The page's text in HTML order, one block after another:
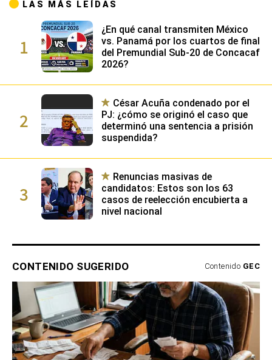
LAS MÁS LEÍDAS
1
¿En qué canal transmiten México
vs. Panamá por los cuartos de final
del Premundial Sub-20 de Concacaf
2026?
2
César Acuña condenado por el
PJ: ¿cómo se originó el caso que
determinó una sentencia a prisión
suspendida?
3
Renuncias masivas de
candidatos: Estos son los 63
casos de reelección encubierta a
nivel nacional
CONTENIDO SUGERIDO Contenido GEC